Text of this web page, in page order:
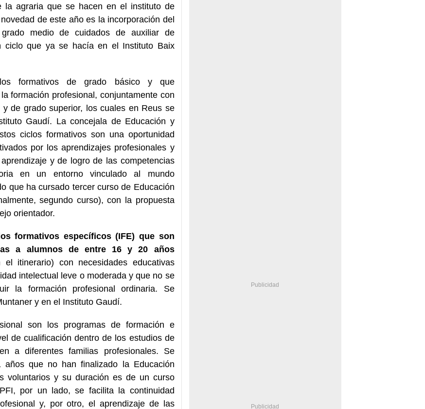
la agraria que se hacen en el instituto de
de este año es la incorporación del
medio de cuidados de auxiliar de
ciclo que ya se hacía en el Instituto Baix
formativos de grado básico y que
formación profesional, conjuntamente con
de grado superior, los cuales en Reus se
Gaudí. La concejala de Educación y
ciclos formativos son una oportunidad
por los aprendizajes profesionales y
y de logro de las competencias
en un entorno vinculado al mundo
que ha cursado tercer curso de Educación
segundo curso), con la propuesta
orientador.
formativos específicos (IFE) que son
a alumnos de entre 16 y 20 años
itinerario) con necesidades educativas
intelectual leve o moderada y que no se
la formación profesional ordinaria. Se
y en el Instituto Gaudí.
son los programas de formación e
de cualificación dentro de los estudios de
a diferentes familias profesionales. Se
que no han finalizado la Educación
voluntarios y su duración es de un curso
por un lado, se facilita la continuidad
y, por otro, el aprendizaje de las